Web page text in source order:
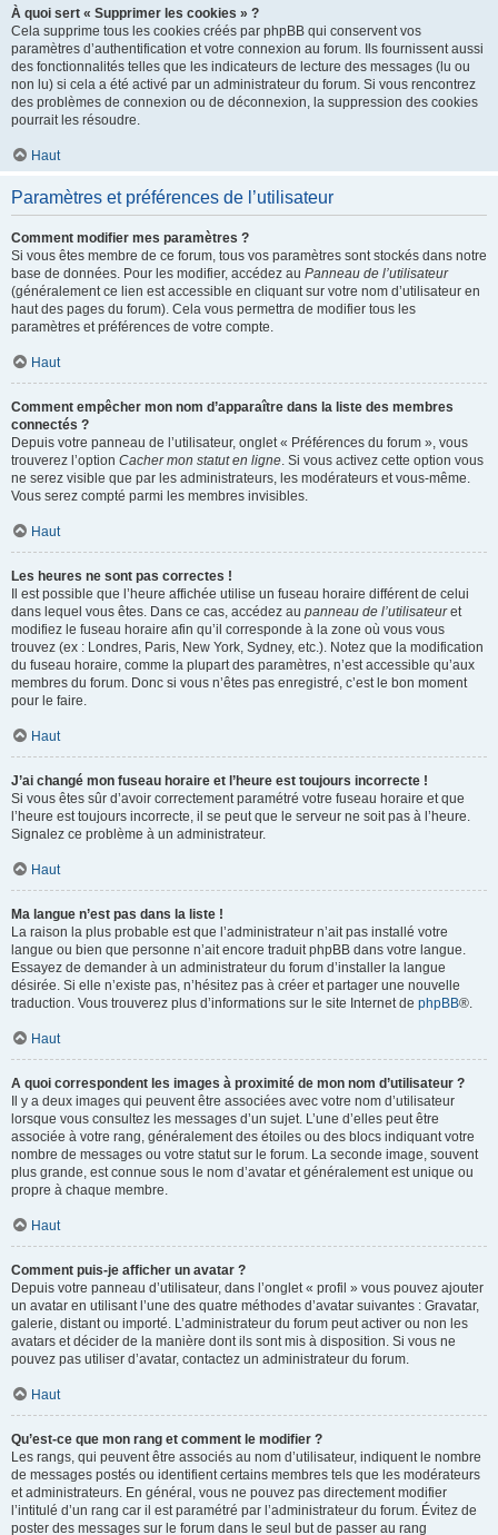
À quoi sert « Supprimer les cookies » ?
Cela supprime tous les cookies créés par phpBB qui conservent vos
paramètres d’authentification et votre connexion au forum. Ils fournissent aussi
des fonctionnalités telles que les indicateurs de lecture des messages (lu ou
non lu) si cela a été activé par un administrateur du forum. Si vous rencontrez
des problèmes de connexion ou de déconnexion, la suppression des cookies
pourrait les résoudre.
Haut
Paramètres et préférences de l’utilisateur
Comment modifier mes paramètres ?
Si vous êtes membre de ce forum, tous vos paramètres sont stockés dans notre
base de données. Pour les modifier, accédez au Panneau de l’utilisateur
(généralement ce lien est accessible en cliquant sur votre nom d’utilisateur en
haut des pages du forum). Cela vous permettra de modifier tous les
paramètres et préférences de votre compte.
Haut
Comment empêcher mon nom d’apparaître dans la liste des membres
connectés ?
Depuis votre panneau de l’utilisateur, onglet « Préférences du forum », vous
trouverez l’option Cacher mon statut en ligne. Si vous activez cette option vous
ne serez visible que par les administrateurs, les modérateurs et vous-même.
Vous serez compté parmi les membres invisibles.
Haut
Les heures ne sont pas correctes !
Il est possible que l’heure affichée utilise un fuseau horaire différent de celui
dans lequel vous êtes. Dans ce cas, accédez au panneau de l’utilisateuret
modifiez le fuseau horaire afin qu’il corresponde à la zone où vous vous
trouvez (ex : Londres, Paris, New York, Sydney, etc.). Notez que la modification
du fuseau horaire, comme la plupart des paramètres, n’est accessible qu’aux
membres du forum. Donc si vous n’êtes pas enregistré, c’est le bon moment
pour le faire.
Haut
J’ai changé mon fuseau horaire et l’heure est toujours incorrecte !
Si vous êtes sûr d’avoir correctement paramétré votre fuseau horaire et que
l’heure est toujours incorrecte, il se peut que le serveur ne soit pas à l’heure.
Signalez ce problème à un administrateur.
Haut
Ma langue n’est pas dans la liste !
La raison la plus probable est que l’administrateur n’ait pas installé votre
langue ou bien que personne n’ait encore traduit phpBB dans votre langue.
Essayez de demander à un administrateur du forum d’installer la langue
désirée. Si elle n’existe pas, n’hésitez pas à créer et partager une nouvelle
traduction. Vous trouverez plus d’informations sur le site Internet de phpBB®.
Haut
A quoi correspondent les images à proximité de mon nom d’utilisateur ?
Il y a deux images qui peuvent être associées avec votre nom d’utilisateur
lorsque vous consultez les messages d’un sujet. L’une d’elles peut être
associée à votre rang, généralement des étoiles ou des blocs indiquant votre
nombre de messages ou votre statut sur le forum. La seconde image, souvent
plus grande, est connue sous le nom d’avatar et généralement est unique ou
propre à chaque membre.
Haut
Comment puis-je afficher un avatar ?
Depuis votre panneau d’utilisateur, dans l’onglet « profil » vous pouvez ajouter
un avatar en utilisant l’une des quatre méthodes d’avatar suivantes : Gravatar,
galerie, distant ou importé. L’administrateur du forum peut activer ou non les
avatars et décider de la manière dont ils sont mis à disposition. Si vous ne
pouvez pas utiliser d’avatar, contactez un administrateur du forum.
Haut
Qu’est-ce que mon rang et comment le modifier ?
Les rangs, qui peuvent être associés au nom d’utilisateur, indiquent le nombre
de messages postés ou identifient certains membres tels que les modérateurs
et administrateurs. En général, vous ne pouvez pas directement modifier
l’intitulé d’un rang car il est paramétré par l’administrateur du forum. Évitez de
poster des messages sur le forum dans le seul but de passer au rang